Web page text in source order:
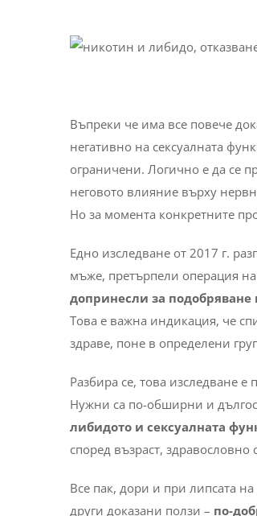
Въпреки че има все повече
негативно на сексуалната
ограничени. Логично е да се
неговото влияние върху
Но за момента конкретните
Едно изследване от 2017 г.
мъже, претърпели операция на
допринесли за подобряване
Това е важна индикация, че
здраве, поне в определени
Разбира се, това изследване
Нужни са по-обширни и
либидото и сексуалната
според възраст,
Все пак, дори и при липсата
други доказани ползи – по-